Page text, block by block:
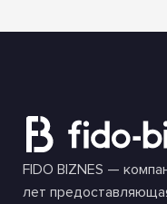
FIDO BIZNES —
лет